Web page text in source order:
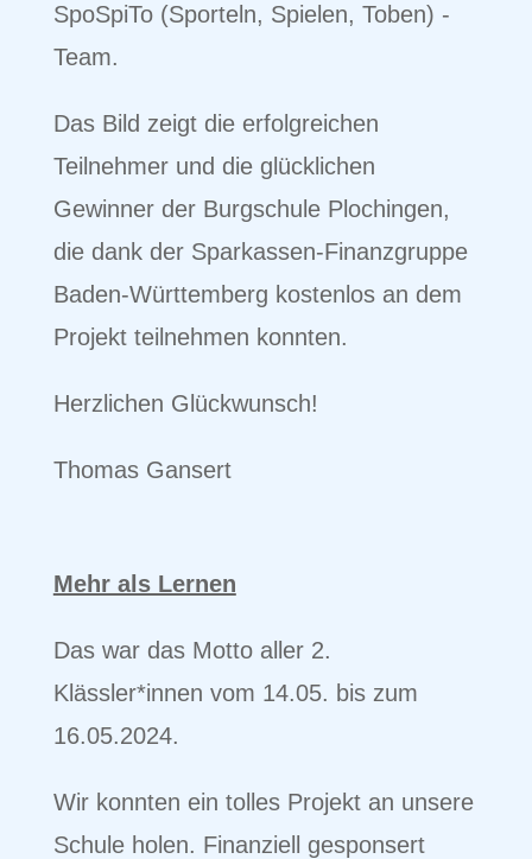
SpoSpiTo (Sporteln, Spielen, Toben) -
Team.
Das Bild zeigt die erfolgreichen
Teilnehmer und die glücklichen
Gewinner der Burgschule Plochingen,
die dank der Sparkassen-Finanzgruppe
Baden-Württemberg kostenlos an dem
Projekt teilnehmen konnten.
Herzlichen Glückwunsch!
Thomas Gansert
Mehr als Lernen
Das war das Motto aller 2.
Klässler*innen vom 14.05. bis zum
16.05.2024.
Wir konnten ein tolles Projekt an unsere
Schule holen. Finanziell gesponsert